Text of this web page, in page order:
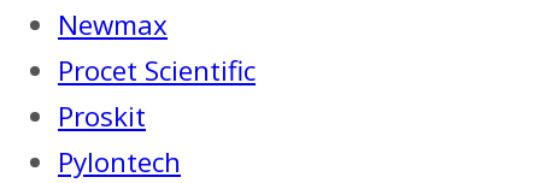
Newmax
Procet Scientific
Proskit
Pylontech